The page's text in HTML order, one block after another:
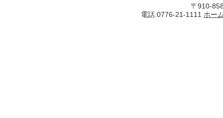
〒910-
電話:0776-21-1111 ホー